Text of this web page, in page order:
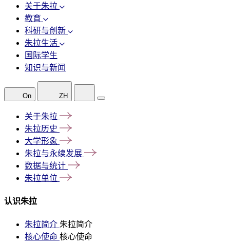
关于朱拉
教育
科研与创新
朱拉生活
国际学生
知识与新闻
On ZH
关于朱拉
朱拉历史
大学形象
朱拉与永续发展
数据与统计
朱拉单位
认识朱拉
朱拉简介 朱拉简介
核心使命 核心使命